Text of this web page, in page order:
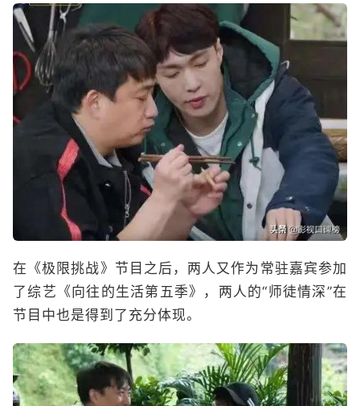
在《极限挑战》节目之后，两人又作为常驻嘉宾参加
了综艺《向往的生活第五季》，两人的“师徒情深”在
节目中也是得到了充分体现。